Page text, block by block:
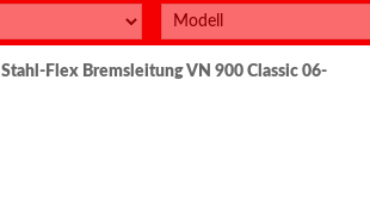
Stahl-Flex Bremsleitung VN 900 Classic 06-